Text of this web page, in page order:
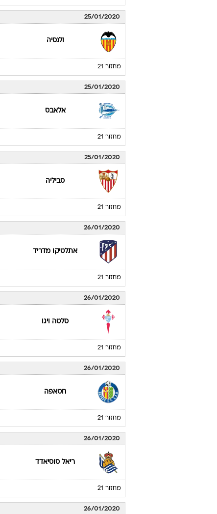
25/01/2020
ולנסיה
מחזור 21
25/01/2020
אלאבס
מחזור 21
25/01/2020
סביליה
מחזור 21
26/01/2020
אתלטיקו מדריד
מחזור 21
26/01/2020
סלטה ויגו
מחזור 21
26/01/2020
חטאפה
מחזור 21
26/01/2020
ריאל סוסיאדד
מחזור 21
26/01/2020